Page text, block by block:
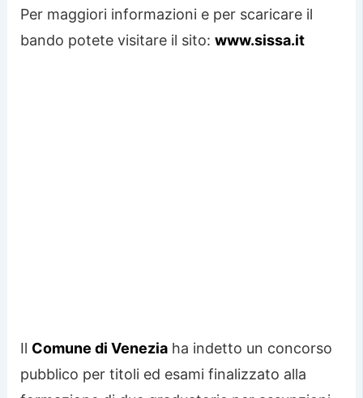
Per maggiori informazioni e per scaricare il
bando potete visitare il sito:www.sissa.it
Il Comune di Venezia ha indetto un concorso
pubblico per titoli ed esami finalizzato alla